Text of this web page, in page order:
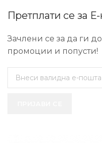
Претплати се за
Зачлени се за да ги
промоции и попусти!